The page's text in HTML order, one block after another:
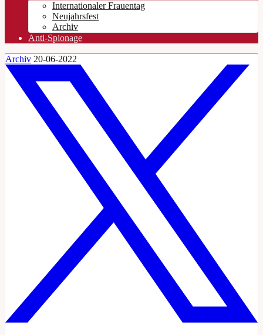
Internationaler Frauentag
Neujahrsfest
Archiv
Anti-Spionage
Archiv 20-06-2022